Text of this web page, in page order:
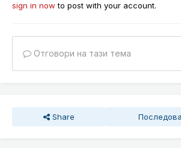
sign in now to post with your account.
Отговори на тази тема
Share